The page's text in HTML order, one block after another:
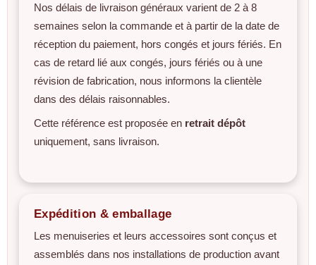
Nos délais de livraison généraux varient de 2 à 8
semaines selon la commande et à partir de la date de
réception du paiement, hors congés et jours fériés. En
cas de retard lié aux congés, jours fériés ou à une
révision de fabrication, nous informons la clientèle
dans des délais raisonnables.
Cette référence est proposée en retrait dépôt
uniquement, sans livraison.
Expédition & emballage
Les menuiseries et leurs accessoires sont conçus et
assemblés dans nos installations de production avant